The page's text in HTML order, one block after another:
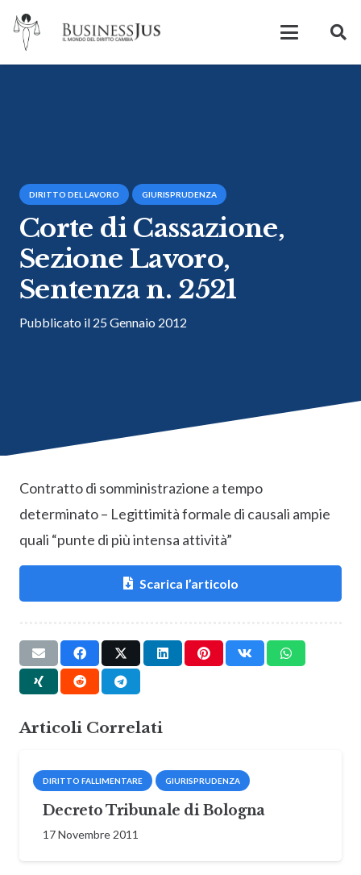
DIRITTO DEL LAVORO GIURISPRUDENZA
Corte di Cassazione,
Sezione Lavoro,
Sentenza n. 2521
Pubblicato il 25 Gennaio 2012
Contratto di somministrazione a tempo
determinato – Legittimità formale di causali ampie
quali “punte di più intensa attività”
Scarica l’articolo
Articoli Correlati
DIRITTO FALLIMENTARE GIURISPRUDENZA
Decreto Tribunale di Bologna
17 Novembre 2011